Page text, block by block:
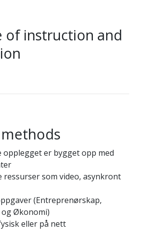
of instruction and
opplegget er bygget opp med
ressurser som video, asynkront
(Entreprenørskap,
Økonomi)
eller på nett